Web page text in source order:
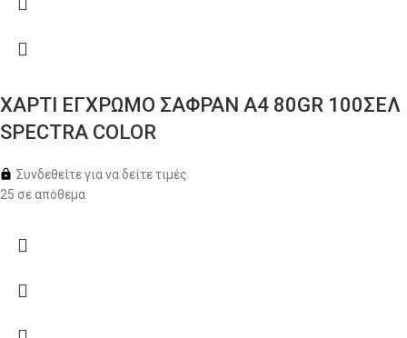
ΧΑΡΤΙ ΕΓΧΡΩΜΟ ΣΑΦΡΑΝ Α4 80GR 100ΣΕΛ
SPECTRA COLOR
Συνδεθείτε για να δείτε τιμές
25 σε απόθεμα